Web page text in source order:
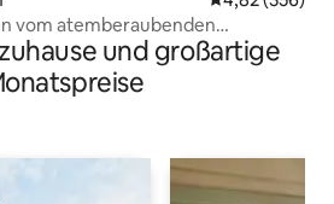
vom atemberaubenden
und großartige